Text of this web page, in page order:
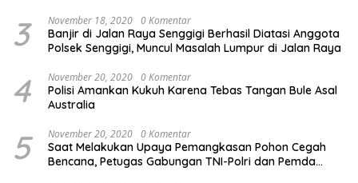
3 November 18, 2020 0 Komentar
Banjir di Jalan Raya Senggigi Berhasil Diatasi Anggota
Polsek Senggigi, Muncul Masalah Lumpur di Jalan Raya
4 November 20, 2020 0 Komentar
Polisi Amankan Kukuh Karena Tebas Tangan Bule Asal
Australia
5 November 20, 2020 0 Komentar
Saat Melakukan Upaya Pemangkasan Pohon Cegah
Bencana, Petugas Gabungan TNI-Polri dan Pemda